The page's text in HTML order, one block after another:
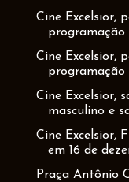
Cine Excelsior,
programação
Cine Excelsior,
programação
Cine Excelsior,
masculino e
Cine Excelsior,
em 16 de
Praça Antônio